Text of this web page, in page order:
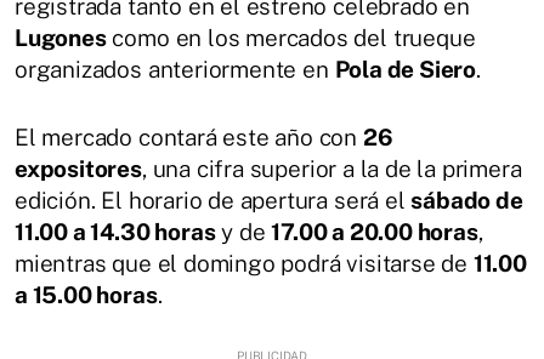
registrada tanto en el estreno celebrado en
Lugonescomo en los mercados del trueque
organizados anteriormente en Pola de Siero.
El mercado contará este año con 26
expositores, una cifra superior a la de la primera
edición. El horario de apertura será elsábado de
11.00 a 14.30 horasy de17.00 a 20.00 horas,
mientras que el domingo podrá visitarse de 11.00
a 15.00 horas.